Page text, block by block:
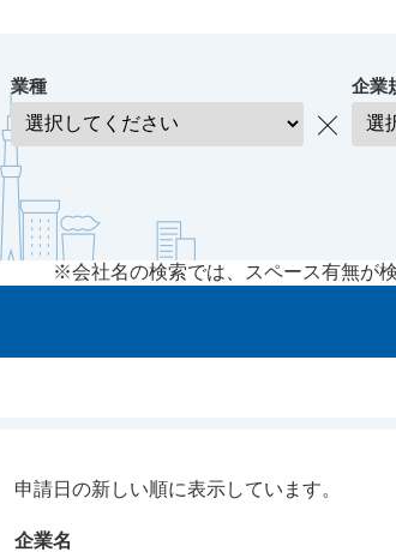
業種 企業
※会社名の検索では、スペース有無が
申請日の新しい順に表示しています。
企業名